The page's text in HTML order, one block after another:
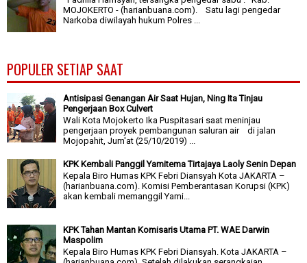
MOJOKERTO - (harianbuana.com). Satu lagi pengedar
Narkoba diwilayah hukum Polres ...
POPULER SETIAP SAAT
Antisipasi Genangan Air Saat Hujan, Ning Ita Tinjau
Pengerjaan Box Culvert
Wali Kota Mojokerto Ika Puspitasari saat meninjau
pengerjaan proyek pembangunan saluran air di jalan
Mojopahit, Jum'at (25/10/2019) ...
KPK Kembali Panggil Yamitema Tirtajaya Laoly Senin Depan
Kepala Biro Humas KPK Febri Diansyah Kota JAKARTA –
(harianbuana.com). Komisi Pemberantasan Korupsi (KPK)
akan kembali memanggil Yami...
KPK Tahan Mantan Komisaris Utama PT. WAE Darwin
Maspolim
Kepala Biro Humas KPK Febri Diansyah. Kota JAKARTA –